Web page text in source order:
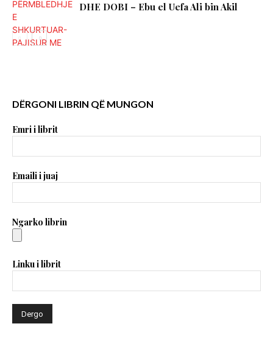
DHE DOBI – Ebu el Uefa Ali bin Akil
DËRGONI LIBRIN QË MUNGON
Emri i librit
Emaili i juaj
Ngarko librin
Linku i librit